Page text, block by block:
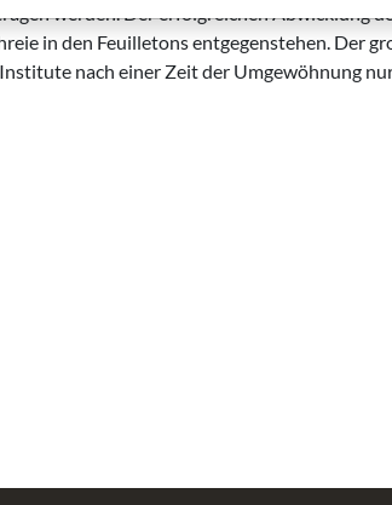
werden. Der erfolgreichen Abwicklung
in den Feuilletons entgegenstehen. Der
nach einer Zeit der Umgewöhnung